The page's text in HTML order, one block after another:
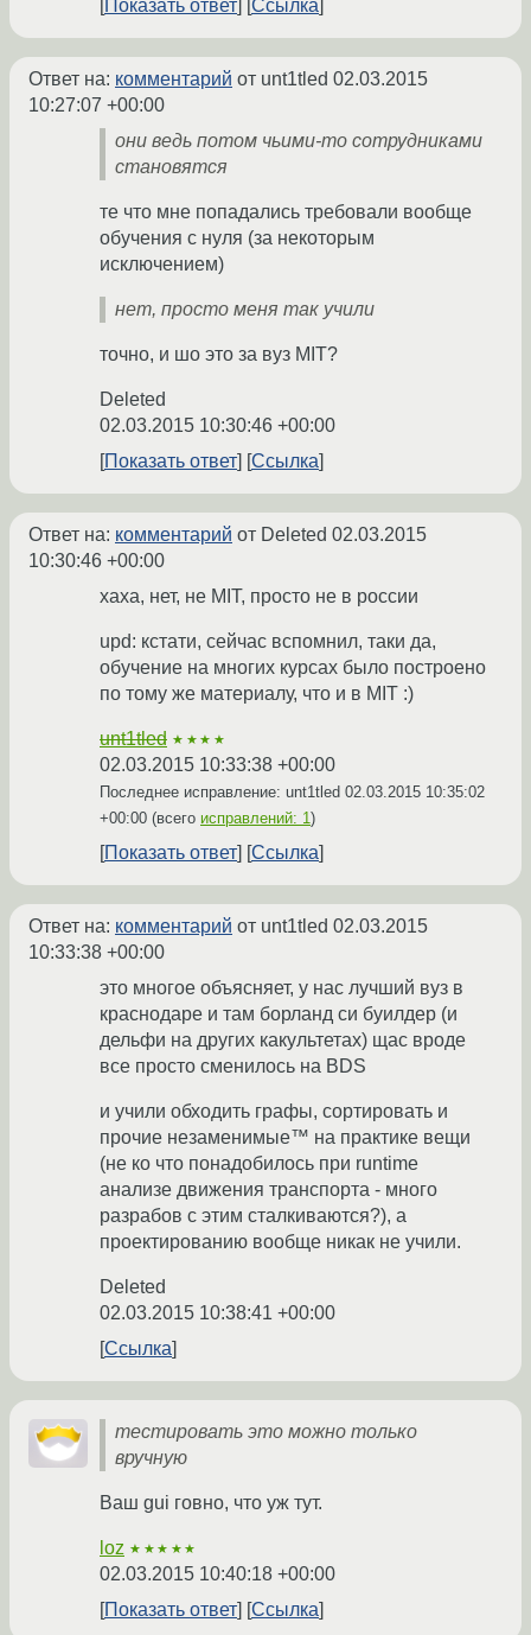
Показать ответ Ссылка
Ответ на: комментарий от unt1tled 02.03.2015
10:27:07 +00:00
они ведь потом чьими-то сотрудниками
становятся
те что мне попадались требовали вообще
обучения с нуля (за некоторым
исключением)
нет, просто меня так учили
точно, и шо это за вуз MIT?
Deleted
02.03.2015 10:30:46 +00:00
Показать ответ
Ссылка
Ответ на: комментарий от Deleted 02.03.2015
10:30:46 +00:00
хаха, нет, не MIT, просто не в россии
upd: кстати, сейчас вспомнил, таки да,
обучение на многих курсах было построено
по тому же материалу, что и в MIT :)
unt1tled ★★★★
02.03.2015 10:33:38 +00:00
Последнее исправление: unt1tled 02.03.2015 10:35:02
+00:00 (всего исправлений: 1)
Показать ответ Ссылка
Ответ на: комментарий от unt1tled 02.03.2015
10:33:38 +00:00
это многое объясняет, у нас лучший вуз в
краснодаре и там борланд си буилдер (и
дельфи на других какультетах) щас вроде
все просто сменилось на BDS
и учили обходить графы, сортировать и
прочие незаменимые™ на практике вещи
(не ко что понадобилось при runtime
анализе движения транспорта - много
разрабов с этим сталкиваются?), а
проектированию вообще никак не учили.
Deleted
02.03.2015 10:38:41 +00:00
Ссылка
тестировать это можно только
вручную
Ваш gui говно, что уж тут.
loz ★★★★★
02.03.2015 10:40:18 +00:00
Показать ответ
Ссылка